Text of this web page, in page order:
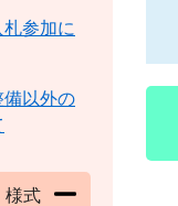
参加に
備以外の
様式